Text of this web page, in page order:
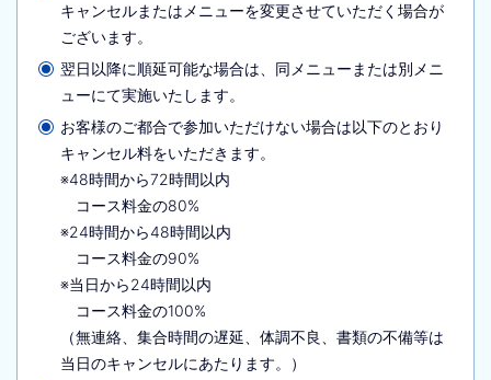
キャンセルまたはメニューを変更させていただく場合が
ございます。
翌日以降に順延可能な場合は、同メニューまたは別メニ
ューにて実施いたします。
お客様のご都合で参加いただけない場合は以下のとおり
キャンセル料をいただきます。
※48時間から72時間以内
コース料金の80%
※24時間から48時間以内
コース料金の90%
※当日から24時間以内
コース料金の100%
（無連絡、集合時間の遅延、体調不良、書類の不備等は
当日のキャンセルにあたります。）